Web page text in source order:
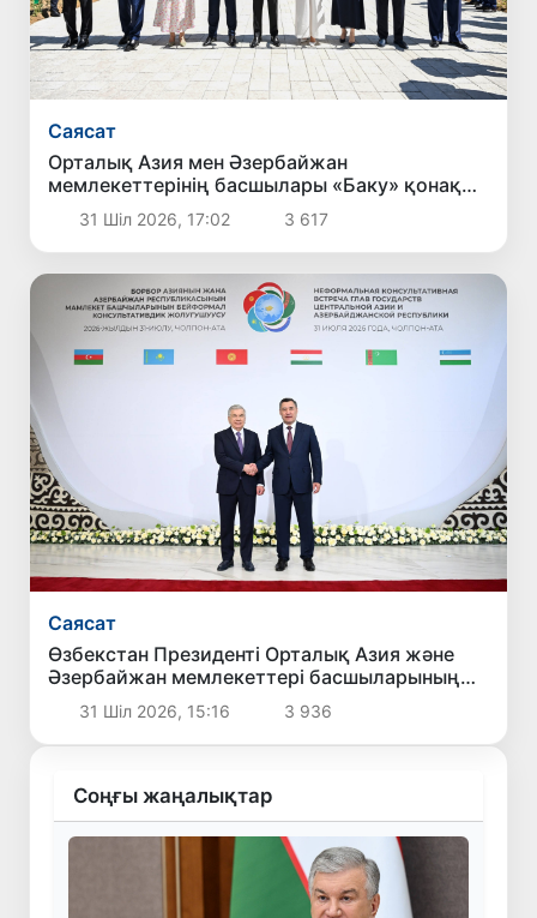
Саясат
Орталық Азия мен Әзербайжан
мемлекеттерінің басшылары «Баку» қонақ
үйінің ашылу рәсіміне қатысты
31 Шіл 2026, 17:02 3 617
Саясат
Өзбекстан Президенті Орталық Азия және
Әзербайжан мемлекеттері басшыларының
бейресми кездесуіне қатысты
31 Шіл 2026, 15:16 3 936
Соңғы жаңалықтар